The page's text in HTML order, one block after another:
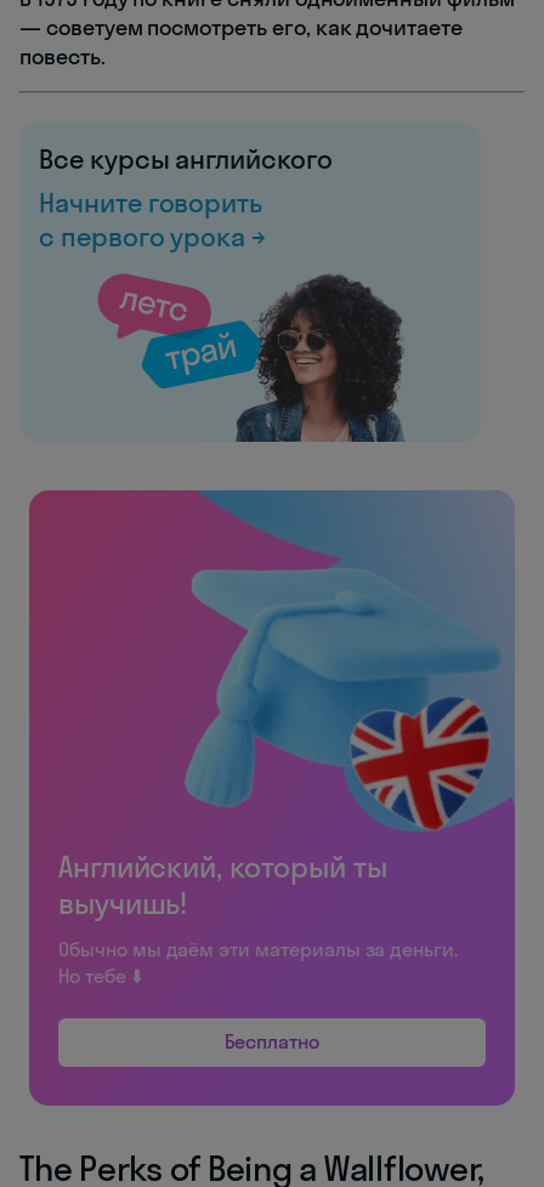
— советуем посмотреть его, как дочитаете
повесть.
Все курсы английского
Начните говорить
с первого урока →
Английский, который ты
выучишь!
Обычно мы даём эти материалы за деньги.
Но тебе ⬇️
Бесплатно
The Perks of Being a Wallflower,